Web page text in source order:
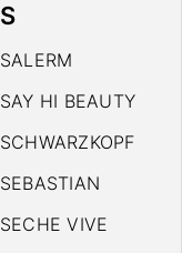
S
SALERM
SAY HI BEAUTY
SCHWARZKOPF
SEBASTIAN
SECHE VIVE